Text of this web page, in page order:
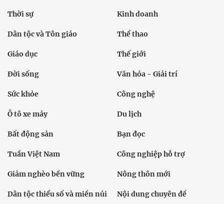
Thời sự Kinh doanh
Dân tộc và Tôn giáo Thể thao
Giáo dục Thế giới
Đời sống Văn hóa - Giải trí
Sức khỏe Công nghệ
Ô tô xe máy Du lịch
Bất động sản Bạn đọc
Tuần Việt Nam Công nghiệp hỗ trợ
Giảm nghèo bền vững Nông thôn mới
Dân tộc thiểu số và miền núi Nội dung chuyên đề